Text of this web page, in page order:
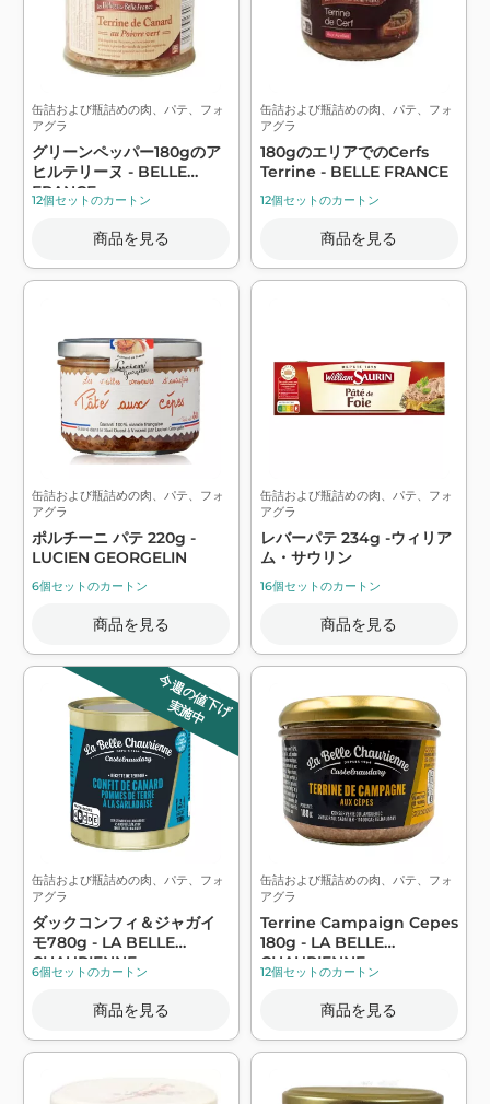
缶詰および瓶詰めの肉、パテ、フォ
アグラ
グリーンペッパー180gのア
ヒルテリーヌ - BELLE
FRANCE
12個セットのカートン
商品を見る
缶詰および瓶詰めの肉、パテ、フォ
アグラ
180gのエリアでのCerfs
Terrine - BELLE FRANCE
12個セットのカートン
商品を見る
缶詰および瓶詰めの肉、パテ、フォ
アグラ
ポルチーニ パテ 220g -
LUCIEN GEORGELIN
6個セットのカートン
商品を見る
缶詰および瓶詰めの肉、パテ、フォ
アグラ
レバーパテ 234g -ウィリア
ム・サウリン
16個セットのカートン
商品を見る
今週の値下げ
実施中
缶詰および瓶詰めの肉、パテ、フォ
アグラ
ダックコンフィ＆ジャガイ
モ780g - LA BELLE
CHAURIENNE
6個セットのカートン
商品を見る
缶詰および瓶詰めの肉、パテ、フォ
アグラ
Terrine Campaign Cepes
180g - LA BELLE
CHAURIENNE
12個セットのカートン
商品を見る